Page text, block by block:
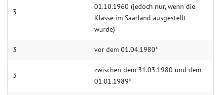
3
01.10.1960 (jedoch nur, wenn die
Klasse im Saarland ausgestellt
wurde)
3 vor dem 01.04.1980*
3
zwischen dem 31.03.1980 und dem
01.01.1989*